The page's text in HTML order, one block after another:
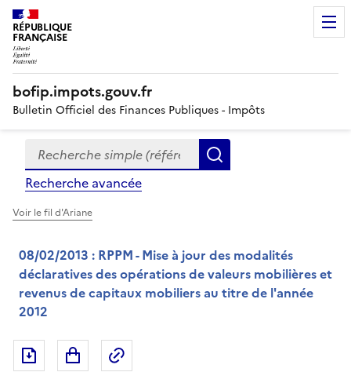
RÉPUBLIQUE
FRANÇAISE
bofip.impots.gouv.fr
Bulletin Officiel des Finances Publiques - Impôts
Formulaire
de
recherche
Recherche simple (références, mots clés, partie du
Recherche avancée
Voir le fil d'Ariane
08/02/2013 : RPPM - Mise à jour des modalités
déclaratives des opérations de valeurs mobilières et
revenus de capitaux mobiliers au titre de l'année
2012
Exporter le document au format pdf